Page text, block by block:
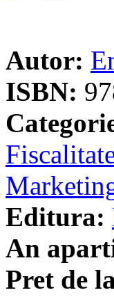
Autor:
ISBN:
Editura:
An
Pret de